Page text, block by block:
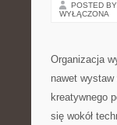
POSTED
WYŁĄCZONA
Organizacja
nawet
kreatywnego
się wokół